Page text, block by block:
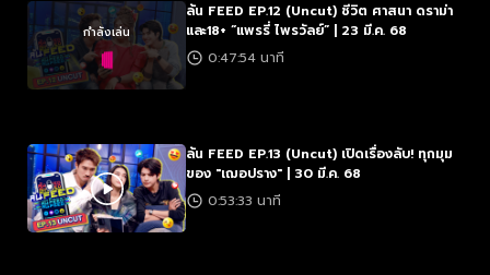
กำลังเล่น
ล้น FEED EP.12 (Uncut) ชีวิต ศาสนา ดราม่า
และ18+ “แพรรี่ ไพรวัลย์” | 23 มี.ค. 68
0:47:54 นาที
ล้น FEED EP.13 (Uncut) เปิดเรื่องลับ! ทุกมุม
ของ "เฌอปราง" | 30 มี.ค. 68
0:53:33 นาที